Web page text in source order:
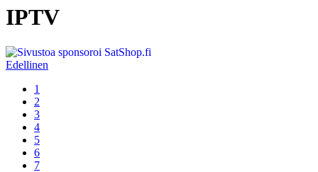
IPTV
Edellinen
1
2
3
4
5
6
7